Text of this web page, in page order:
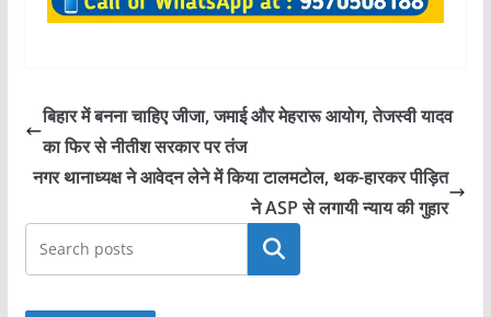
बिहार में बनना चाहिए जीजा, जमाई और मेहरारू आयोग, तेजस्वी यादव
का फिर से नीतीश सरकार पर तंज
नगर थानाध्यक्ष ने आवेदन लेने में किया टालमटोल, थक-हारकर पीड़ित
ने ASP से लगायी न्याय की गुहार
खोजें